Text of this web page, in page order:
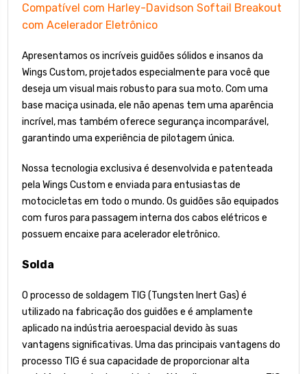
Compatível com Harley-Davidson Softail Breakout
com Acelerador Eletrônico
Apresentamos os incríveis guidões sólidos e insanos da
Wings Custom, projetados especialmente para você que
deseja um visual mais robusto para sua moto. Com uma
base maciça usinada, ele não apenas tem uma aparência
incrível, mas também oferece segurança incomparável,
garantindo uma experiência de pilotagem única.
Nossa tecnologia exclusiva é desenvolvida e patenteada
pela Wings Custom e enviada para entusiastas de
motocicletas em todo o mundo. Os guidões são equipados
com furos para passagem interna dos cabos elétricos e
possuem encaixe para acelerador eletrônico.
Solda
O processo de soldagem TIG (Tungsten Inert Gas) é
utilizado na fabricação dos guidões e é amplamente
aplicado na indústria aeroespacial devido às suas
vantagens significativas. Uma das principais vantagens do
processo TIG é sua capacidade de proporcionar alta